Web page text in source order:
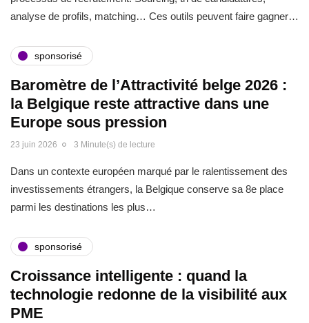
analyse de profils, matching… Ces outils peuvent faire gagner…
sponsorisé
Baromètre de l’Attractivité belge 2026 :
la Belgique reste attractive dans une
Europe sous pression
23 juin 2026 3 Minute(s) de lecture
Dans un contexte européen marqué par le ralentissement des
investissements étrangers, la Belgique conserve sa 8e place
parmi les destinations les plus…
sponsorisé
Croissance intelligente : quand la
technologie redonne de la visibilité aux
PME